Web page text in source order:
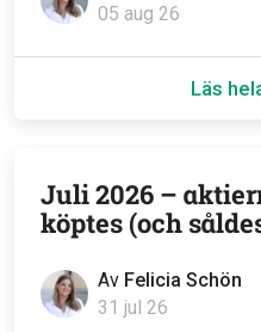
05 aug 26
Läs
Av Felicia Schön
31 jul 26
Juli 2026 –
köptes (och